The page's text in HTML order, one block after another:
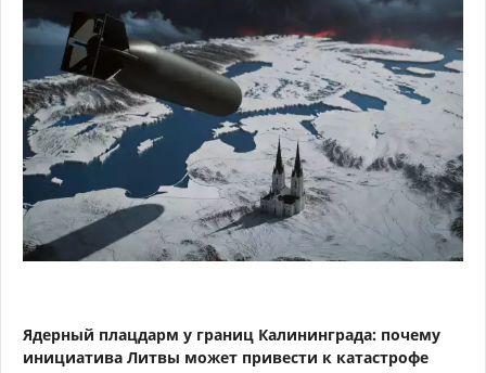
Ядерный плацдарм у границ Калининграда: почему
инициатива Литвы может привести к катастрофе